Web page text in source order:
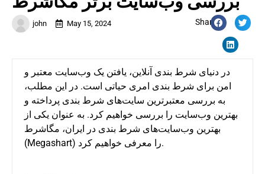
john May 15, 2024 Share:
در دنیای شرط بندی آنلاین، یافتن یک وب‌سایت معتبر و
امن برای شرط بندی امری حیاتی است. در این مطلب،
به بررسی معتبرترین سایت‌های شرط بندی پرداخته و
بهترین وب‌سایت را بررسی خواهیم کرد. به عنوان یکی از
بهترین وب‌سایت‌های شرط بندی در ایران، مگاشرط
(Megashart) را معرفی خواهیم کرد.